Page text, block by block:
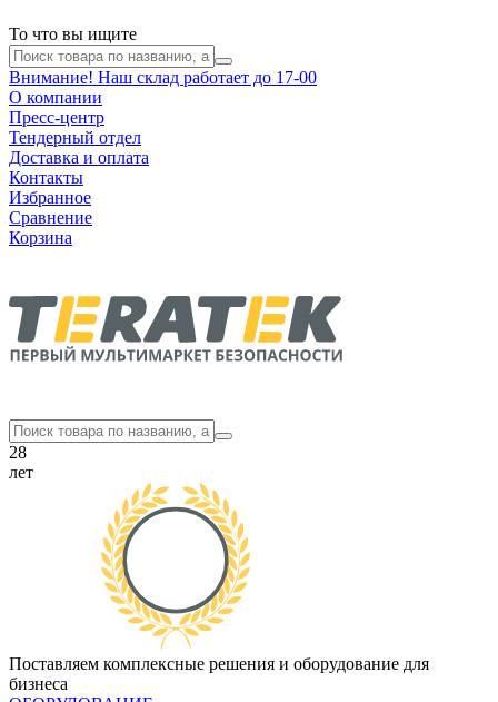
То что вы ищите
Внимание! Наш склад работает до 17-00
О компании
Пресс-центр
Тендерный отдел
Доставка и оплата
Контакты
Избранное
Сравнение
Корзина
28
лет
Поставляем комплексные решения и оборудование для
бизнеса